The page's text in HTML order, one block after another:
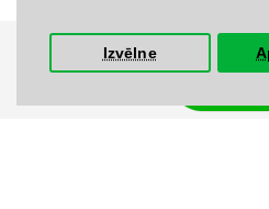
Izvēlne
Visas tiesības rezervētas. Interneta
Jebkuras Discomania.lv